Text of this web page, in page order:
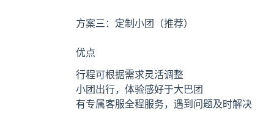
方案三：定制小团（推荐）
优点
行程可根据需求灵活调整
小团出行，体验感好于大巴团
有专属客服全程服务，遇到问题及时解决